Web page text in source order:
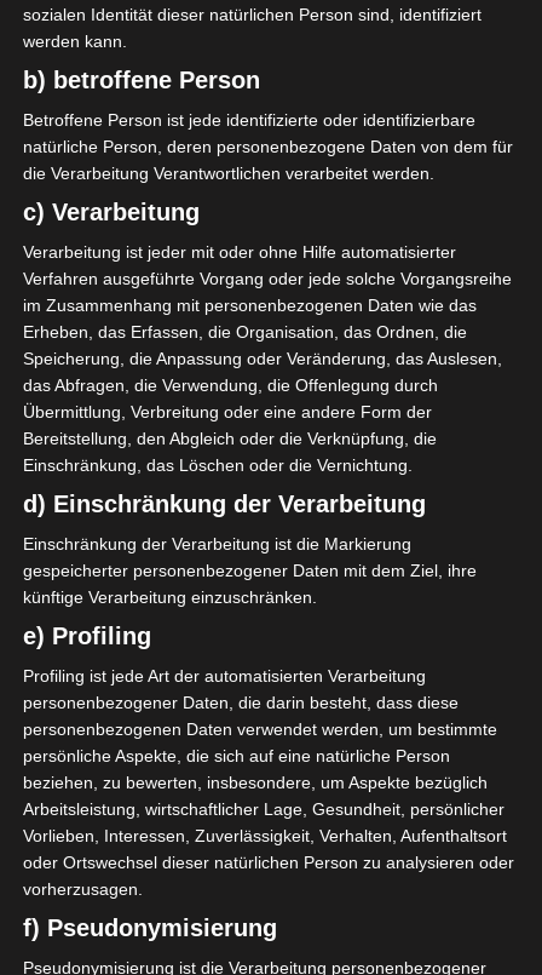
Hier seht hier die alten Bilder,
die vorher an unserer Wand
hingen.
Vorher:
Ich habe mich für schlichte
Motive entschieden, in zarten
Farben.
Wieder für zwei florale Prints,
einen Blumenstauß und ein
Blätter-Motiv.
sozialen Identität dieser natürlichen Person sind, identifiziert
werden kann.
b) betroffene Person
Betroffene Person ist jede identifizierte oder identifizierbare
natürliche Person, deren personenbezogene Daten von dem für
die Verarbeitung Verantwortlichen verarbeitet werden.
c) Verarbeitung
Verarbeitung ist jeder mit oder ohne Hilfe automatisierter
Verfahren ausgeführte Vorgang oder jede solche Vorgangsreihe
im Zusammenhang mit personenbezogenen Daten wie das
Erheben, das Erfassen, die Organisation, das Ordnen, die
Speicherung, die Anpassung oder Veränderung, das Auslesen,
das Abfragen, die Verwendung, die Offenlegung durch
Übermittlung, Verbreitung oder eine andere Form der
Bereitstellung, den Abgleich oder die Verknüpfung, die
Einschränkung, das Löschen oder die Vernichtung.
d) Einschränkung der Verarbeitung
Einschränkung der Verarbeitung ist die Markierung
gespeicherter personenbezogener Daten mit dem Ziel, ihre
künftige Verarbeitung einzuschränken.
e) Profiling
Profiling ist jede Art der automatisierten Verarbeitung
personenbezogener Daten, die darin besteht, dass diese
personenbezogenen Daten verwendet werden, um bestimmte
persönliche Aspekte, die sich auf eine natürliche Person
beziehen, zu bewerten, insbesondere, um Aspekte bezüglich
Arbeitsleistung, wirtschaftlicher Lage, Gesundheit, persönlicher
Vorlieben, Interessen, Zuverlässigkeit, Verhalten, Aufenthaltsort
oder Ortswechsel dieser natürlichen Person zu analysieren oder
vorherzusagen.
f) Pseudonymisierung
Pseudonymisierung ist die Verarbeitung personenbezogener